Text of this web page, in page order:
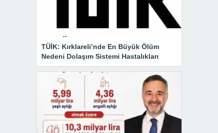
TÜİK: Kırklareli’nde En Büyük Ölüm
Nedeni Dolaşım Sistemi Hastalıkları